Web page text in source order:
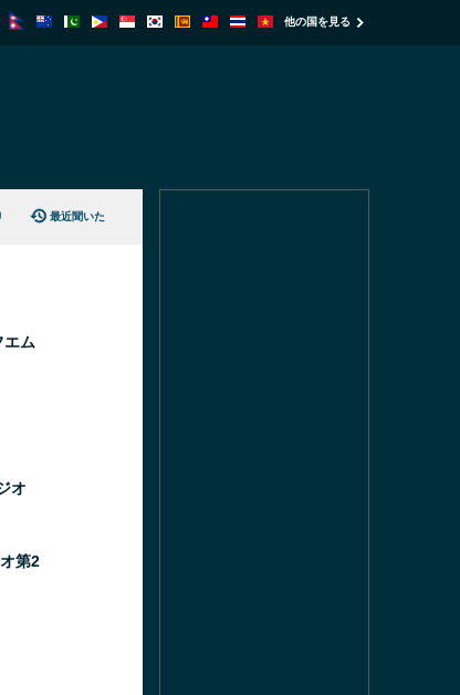
他の国を見る
最近聞いた
エム
オ
第2